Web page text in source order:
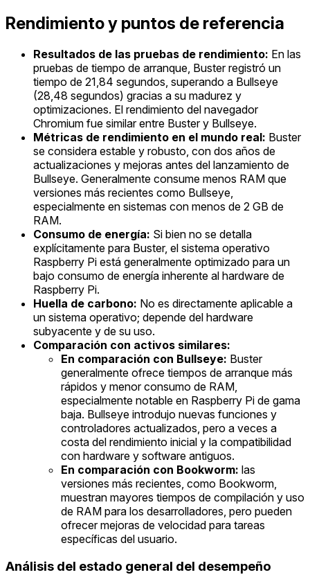
Rendimiento y puntos de referencia
Resultados de las pruebas de rendimiento: En las
pruebas de tiempo de arranque, Buster registró un
tiempo de 21,84 segundos, superando a Bullseye
(28,48 segundos) gracias a su madurez y
optimizaciones. El rendimiento del navegador
Chromium fue similar entre Buster y Bullseye.
Métricas de rendimiento en el mundo real: Buster
se considera estable y robusto, con dos años de
actualizaciones y mejoras antes del lanzamiento de
Bullseye. Generalmente consume menos RAM que
versiones más recientes como Bullseye,
especialmente en sistemas con menos de 2 GB de
RAM.
Consumo de energía: Si bien no se detalla
explícitamente para Buster, el sistema operativo
Raspberry Pi está generalmente optimizado para un
bajo consumo de energía inherente al hardware de
Raspberry Pi.
Huella de carbono: No es directamente aplicable a
un sistema operativo; depende del hardware
subyacente y de su uso.
Comparación con activos similares:
En comparación con Bullseye: Buster
generalmente ofrece tiempos de arranque más
rápidos y menor consumo de RAM,
especialmente notable en Raspberry Pi de gama
baja. Bullseye introdujo nuevas funciones y
controladores actualizados, pero a veces a
costa del rendimiento inicial y la compatibilidad
con hardware y software antiguos.
En comparación con Bookworm: las
versiones más recientes, como Bookworm,
muestran mayores tiempos de compilación y uso
de RAM para los desarrolladores, pero pueden
ofrecer mejoras de velocidad para tareas
específicas del usuario.
Análisis del estado general del desempeño